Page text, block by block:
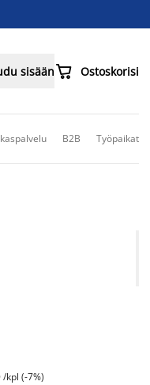
sisään Ostoskorisi
B2B Työpaikat
kpl (-7%)